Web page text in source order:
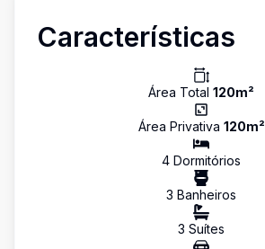
Características
Área Total 120m²
Área Privativa 120m²
4 Dormitórios
3 Banheiros
3 Suítes